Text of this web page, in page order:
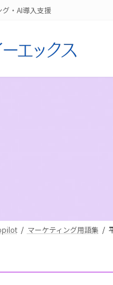
・AI導入支援
マーケティング用語集